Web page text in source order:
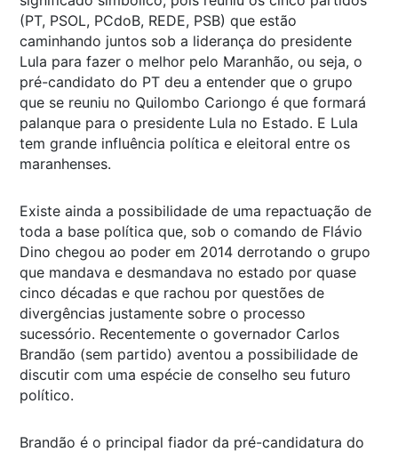
(PT, PSOL, PCdoB, REDE, PSB) que estão
caminhando juntos sob a liderança do presidente
Lula para fazer o melhor pelo Maranhão, ou seja, o
pré-candidato do PT deu a entender que o grupo
que se reuniu no Quilombo Cariongo é que formará
palanque para o presidente Lula no Estado. E Lula
tem grande influência política e eleitoral entre os
maranhenses.
Existe ainda a possibilidade de uma repactuação de
toda a base política que, sob o comando de Flávio
Dino chegou ao poder em 2014 derrotando o grupo
que mandava e desmandava no estado por quase
cinco décadas e que rachou por questões de
divergências justamente sobre o processo
sucessório. Recentemente o governador Carlos
Brandão (sem partido) aventou a possibilidade de
discutir com uma espécie de conselho seu futuro
político.
Brandão é o principal fiador da pré-candidatura do